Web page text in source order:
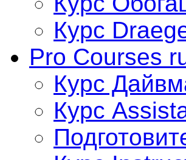
Курс
Pro Courses
Курс
Курс